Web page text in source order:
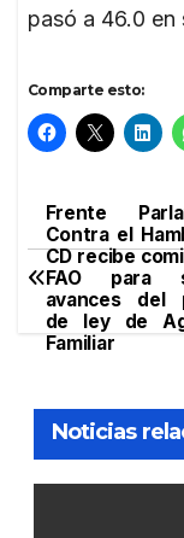
pasó a 46.0 en
Comparte esto:
de
Frente
Contra el
CD recibe
FAO para
avances del
de ley de
Familiar
Noticias